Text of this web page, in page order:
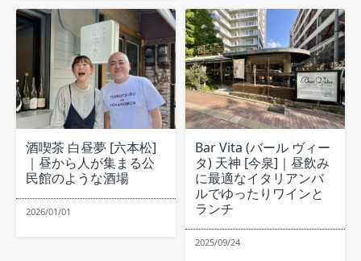
酒喫茶 白昼夢 [六本松]
｜昼から人が集まる公
民館のような酒場
2026/01/01
Bar Vita (バール ヴィー
タ) 天神 [今泉]｜昼飲み
に最適なイタリアンバ
ルでゆったりワインと
ランチ
2025/09/24